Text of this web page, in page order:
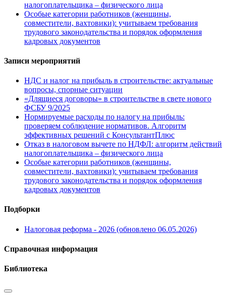
налогоплательщика – физического лица
Особые категории работников (женщины,
совместители, вахтовики): учитываем требования
трудового законодательства и порядок оформления
кадровых документов
Записи мероприятий
НДС и налог на прибыль в строительстве: актуальные
вопросы, спорные ситуации
«Длящиеся договоры» в строительстве в свете нового
ФСБУ 9/2025
Нормируемые расходы по налогу на прибыль:
проверяем соблюдение нормативов. Алгоритм
эффективных решений с КонсультантПлюс
Отказ в налоговом вычете по НДФЛ: алгоритм действий
налогоплательщика – физического лица
Особые категории работников (женщины,
совместители, вахтовики): учитываем требования
трудового законодательства и порядок оформления
кадровых документов
Подборки
Налоговая реформа - 2026 (обновлено 06.05.2026)
Справочная информация
Библиотека